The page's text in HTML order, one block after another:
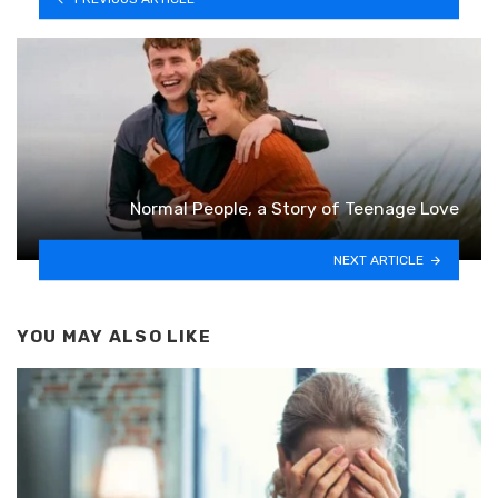
Normal People, a Story of Teenage Love
NEXT ARTICLE
YOU MAY ALSO LIKE